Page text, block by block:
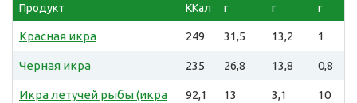
Продукт ККал
г
г
г
Красная икра 249 31,5 13,2 1
Черная икра 235 26,8 13,8 0,8
Икра летучей рыбы (икра
92,1
13 3,1 10